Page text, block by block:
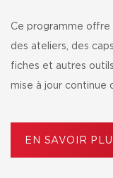
Ce programme offre
des ateliers, des
fiches et autres
mise à jour continue
EN SAVOIR